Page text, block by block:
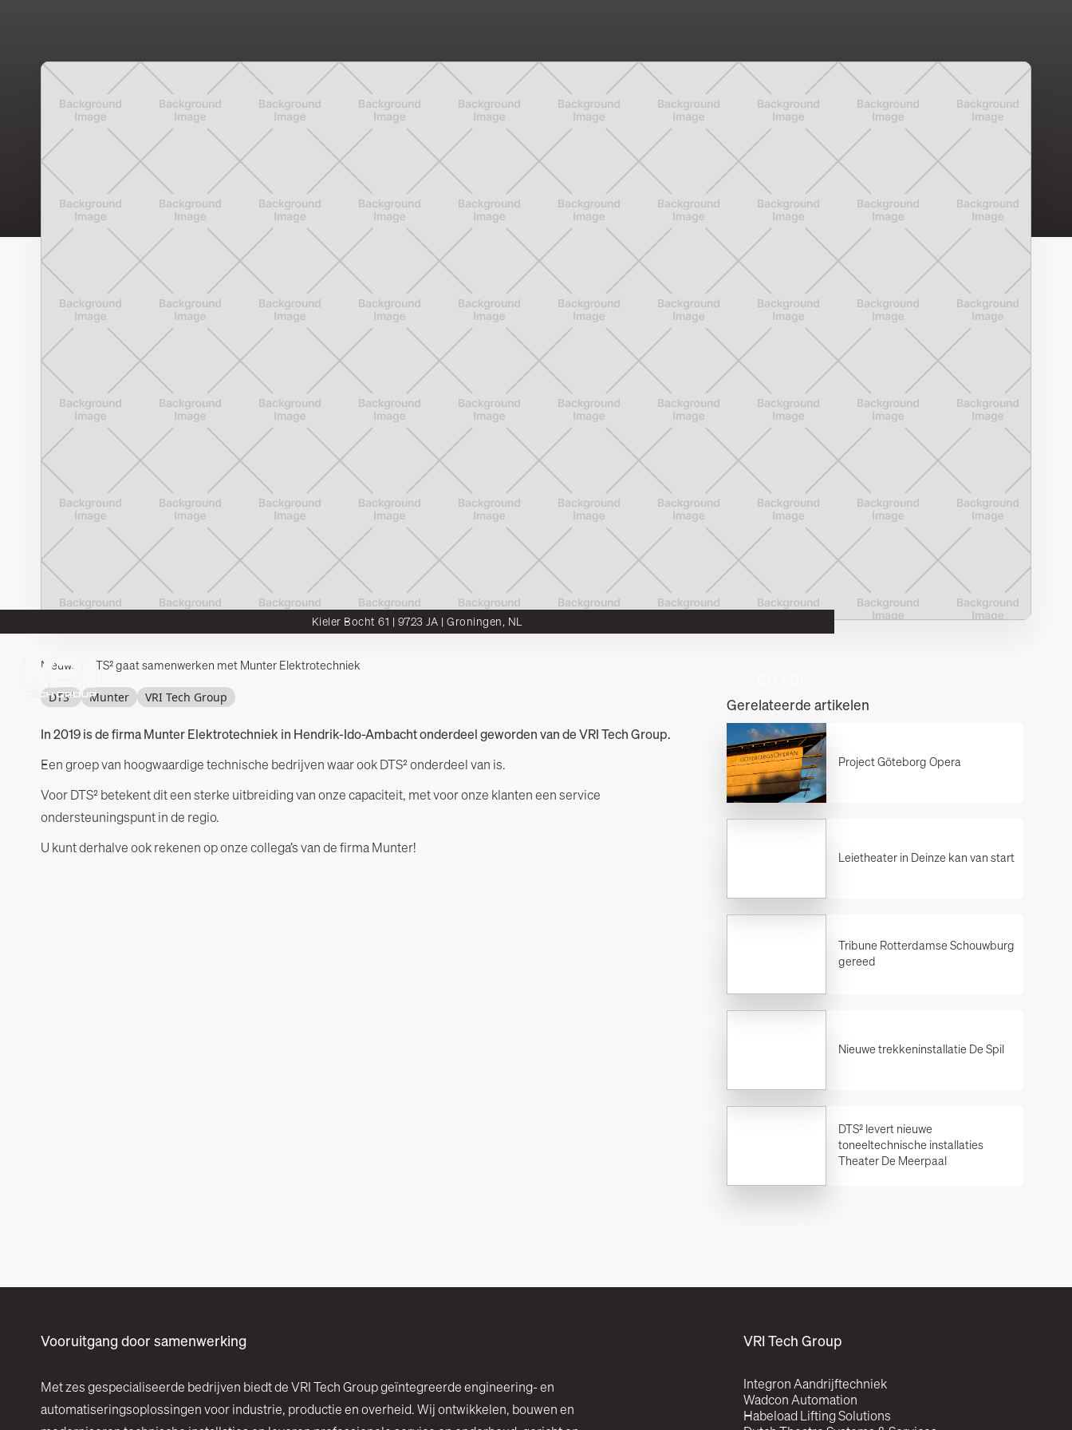
Kieler Bocht 61 | 9723 JA | Groningen, NL
Nieuws DTS² gaat samenwerken met Munter Elektrotechniek
DTS² Munter VRI Tech Group
In 2019 is de firma Munter Elektrotechniek in Hendrik-Ido-Ambacht onderdeel geworden van de VRI Tech Group.
Een groep van hoogwaardige technische bedrijven waar ook DTS² onderdeel van is.
Voor DTS² betekent dit een sterke uitbreiding van onze capaciteit, met voor onze klanten een service
ondersteuningspunt in de regio.
U kunt derhalve ook rekenen op onze collega’s van de firma Munter!
Gerelateerde artikelen
Project Göteborg Opera
Leietheater in Deinze kan van start
Tribune Rotterdamse Schouwburg
gereed
Nieuwe trekkeninstallatie De Spil
DTS² levert nieuwe
toneeltechnische installaties
Theater De Meerpaal
Met zes gespecialiseerde bedrijven biedt de VRI Tech Group geïntegreerde engineering‑ en
automatiseringsoplossingen voor industrie, productie en overheid. Wij ontwikkelen, bouwen en
Integron Aandrijftechniek
Wadcon Automation
Habeload Lifting Solutions
VRI Tech Group
Vooruitgang door samenwerking